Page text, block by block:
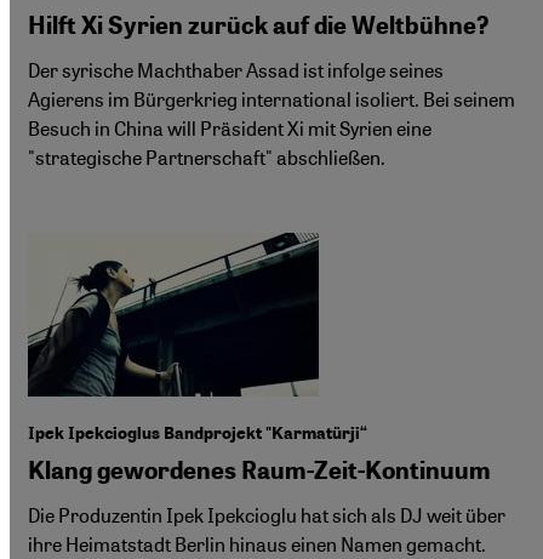
Hilft Xi Syrien zurück auf die Weltbühne?
Der syrische Machthaber Assad ist infolge seines
Agierens im Bürgerkrieg international isoliert. Bei seinem
Besuch in China will Präsident Xi mit Syrien eine
"strategische Partnerschaft" abschließen.
Ipek Ipekcioglus Bandprojekt "Karmatürji“
Klang gewordenes Raum-Zeit-Kontinuum
Die Produzentin Ipek Ipekcioglu hat sich als DJ weit über
ihre Heimatstadt Berlin hinaus einen Namen gemacht.